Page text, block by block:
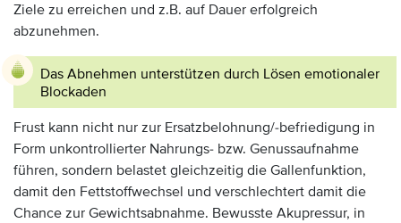
Ziele zu erreichen und z.B. auf Dauer erfolgreich
abzunehmen.
Das Abnehmen unterstützen durch Lösen emotionaler
Blockaden
Frust kann nicht nur zur Ersatzbelohnung/-befriedigung in
Form unkontrollierter Nahrungs- bzw. Genussaufnahme
führen, sondern belastet gleichzeitig die Gallenfunktion,
damit den Fettstoffwechsel und verschlechtert damit die
Chance zur Gewichtsabnahme. Bewusste Akupressur, in